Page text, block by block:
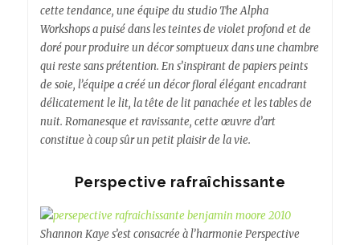
cette tendance, une équipe du studio The Alpha
Workshops a puisé dans les teintes de violet profond et de
doré pour produire un décor somptueux dans une chambre
qui reste sans prétention. En s’inspirant de papiers peints
de soie, l’équipe a créé un décor floral élégant encadrant
délicatement le lit, la tête de lit panachée et les tables de
nuit. Romanesque et ravissante, cette œuvre d’art
constitue à coup sûr un petit plaisir de la vie.
Perspective rafraîchissante
Shannon Kaye s’est consacrée à l’harmonie Perspective